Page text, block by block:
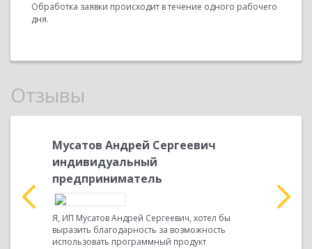
Обработка заявки происходит в течение одного рабочего
дня.
Отзывы
Мусатов Андрей Сергеевич
индивидуальный
предприниматель
Я, ИП Мусатов Андрей Сергеевич, хотел бы
выразить благодарность за возможность
использовать программный продукт